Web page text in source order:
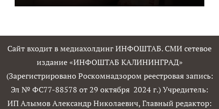
Сайт входит в медиахолдинг ИНФОШТАБ. СМИ сетевое
издание «ИНФОШТАБ КАЛИНИНГРАД»
(Зарегистрировано Роскомнадзором реестровая запись:
Эл № ФС77-88578 от 29 октября 2024 г.) Учредитель:
ИП Алымов Александр Николаевич, Главный редактор: